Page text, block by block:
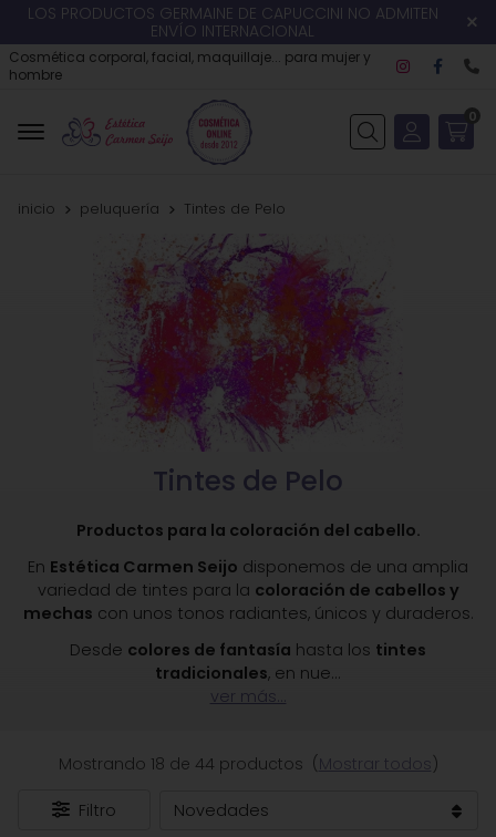
LOS PRODUCTOS GERMAINE DE CAPUCCINI NO ADMITEN
ENVÍO INTERNACIONAL
Cosmética corporal, facial, maquillaje... para mujer y
hombre
Buscar
0
inicio peluquería Tintes de Pelo
Tintes de Pelo
Productos para la coloración del cabello.
En Estética Carmen Seijo disponemos de una amplia
variedad de tintes para la coloración de cabellos y
mechas con unos tonos radiantes, únicos y duraderos.
Desde colores de fantasía hasta los tintes
tradicionales, en nue...
ver más...
Mostrando 18 de 44 productos (Mostrar todos )
Filtro